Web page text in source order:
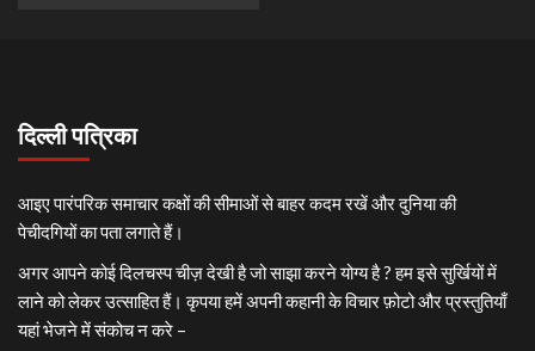
दिल्ली पत्रिका
आइए पारंपरिक समाचार कक्षों की सीमाओं से बाहर कदम रखें और दुनिया की
पेचीदगियों का पता लगाते हैं।
अगर आपने कोई दिलचस्प चीज़ देखी है जो साझा करने योग्य है ? हम इसे सुर्खियों में
लाने को लेकर उत्साहित हैं। कृपया हमें अपनी कहानी के विचार फ़ोटो और प्रस्तुतियाँ
यहां भेजने में संकोच न करे –